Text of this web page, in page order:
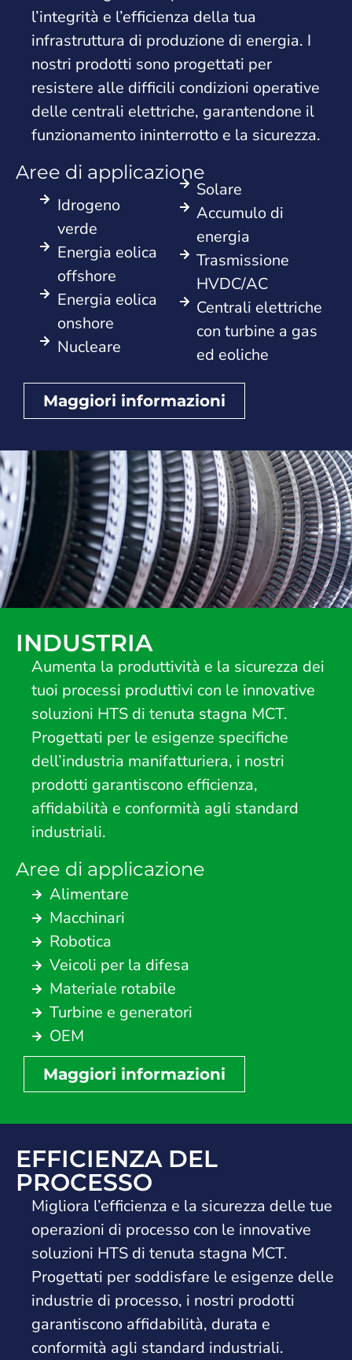
l’integrità e l’efficienza della tua
infrastruttura di produzione di energia. I
nostri prodotti sono progettati per
resistere alle difficili condizioni operative
delle centrali elettriche, garantendone il
funzionamento ininterrotto e la sicurezza.
Aree di applicazione
Idrogeno
verde
Energia eolica
offshore
Energia eolica
onshore
Nucleare
Solare
Accumulo di
energia
Trasmissione
HVDC/AC
Centrali elettriche
con turbine a gas
ed eoliche
Maggiori informazioni
INDUSTRIA
Aumenta la produttività e la sicurezza dei
tuoi processi produttivi con le innovative
soluzioni HTS di tenuta stagna MCT.
Progettati per le esigenze specifiche
dell’industria manifatturiera, i nostri
prodotti garantiscono efficienza,
affidabilità e conformità agli standard
industriali.
Aree di applicazione
Alimentare
Macchinari
Robotica
Veicoli per la difesa
Materiale rotabile
Turbine e generatori
OEM
Maggiori informazioni
EFFICIENZA DEL
PROCESSO
Migliora l’efficienza e la sicurezza delle tue
operazioni di processo con le innovative
soluzioni HTS di tenuta stagna MCT.
Progettati per soddisfare le esigenze delle
industrie di processo, i nostri prodotti
garantiscono affidabilità, durata e
conformità agli standard industriali.